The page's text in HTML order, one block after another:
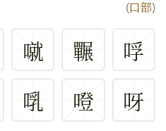
(口部)
噈 囅
哹
啂 噔 呀